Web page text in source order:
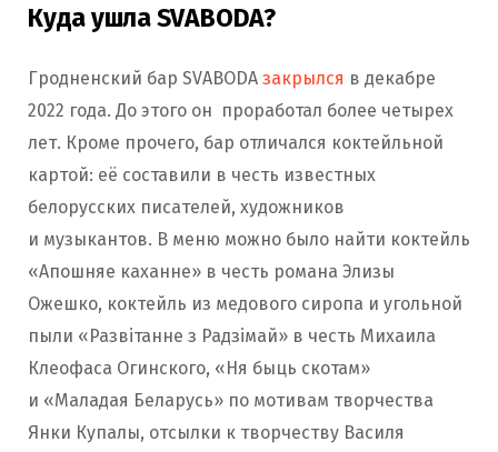
Куда ушла SVABODA?
Гродненский бар SVABODA закрылся в декабре
2022 года. До этого он проработал более четырех
лет. Кроме прочего, бар отличался коктейльной
картой: её составили в честь известных
белорусских писателей, художников
и музыкантов. В меню можно было найти коктейль
«Апошняе каханне» в честь романа Элизы
Ожешко, коктейль из медового сиропа и угольной
пыли «Развітанне з Радзімай» в честь Михаила
Клеофаса Огинского, «Ня быць скотам»
и «Маладая Беларусь» по мотивам творчества
Янки Купалы, отсылки к творчеству Василя